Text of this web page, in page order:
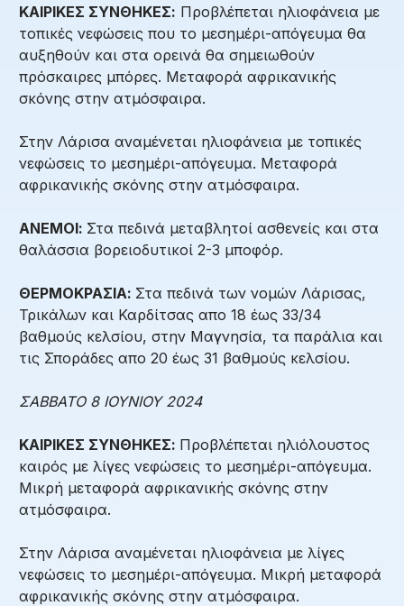
ΚΑΙΡΙΚΕΣ ΣΥΝΘΗΚΕΣ: Προβλέπεται ηλιοφάνεια με
τοπικές νεφώσεις που το μεσημέρι-απόγευμα θα
αυξηθούν και στα ορεινά θα σημειωθούν
πρόσκαιρες μπόρες. Μεταφορά αφρικανικής
σκόνης στην ατμόσφαιρα.
Στην Λάρισα αναμένεται ηλιοφάνεια με τοπικές
νεφώσεις το μεσημέρι-απόγευμα. Μεταφορά
αφρικανικής σκόνης στην ατμόσφαιρα.
ΑΝΕΜΟΙ: Στα πεδινά μεταβλητοί ασθενείς και στα
θαλάσσια βορειοδυτικοί 2-3 μποφόρ.
ΘΕΡΜΟΚΡΑΣΙΑ: Στα πεδινά των νομών Λάρισας,
Τρικάλων και Καρδίτσας απο 18 έως 33/34
βαθμούς κελσίου, στην Μαγνησία, τα παράλια και
τις Σποράδες απο 20 έως 31 βαθμούς κελσίου.
ΣΑΒΒΑΤΟ 8 ΙΟΥΝΙΟΥ 2024
ΚΑΙΡΙΚΕΣ ΣΥΝΘΗΚΕΣ: Προβλέπεται ηλιόλουστος
καιρός με λίγες νεφώσεις το μεσημέρι-απόγευμα.
Μικρή μεταφορά αφρικανικής σκόνης στην
ατμόσφαιρα.
Στην Λάρισα αναμένεται ηλιοφάνεια με λίγες
νεφώσεις το μεσημέρι-απόγευμα. Μικρή μεταφορά
αφρικανικής σκόνης στην ατμόσφαιρα.